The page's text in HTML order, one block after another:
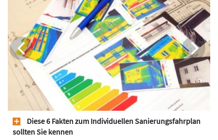
Diese 6 Fakten zum Individuellen Sanierungsfahrplan
sollten Sie kennen